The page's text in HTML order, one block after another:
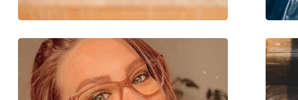
Code:
0683 10G 18 54